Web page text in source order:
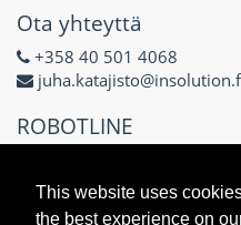
This website uses
the best experience on
Ota yhteyttä
+358 40 501 4068
ROBOTLINE
Näsilinnankatu 48 E